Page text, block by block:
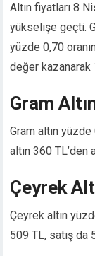
Hacklink panel
Hacklink panel
Hacklink panel
Hacklink panel
Hacklink panel
Hacklink panel
Hacklink satın al
Hacklink panel
Hacklink panel
Hacklink panel
Hacklink panel
Altın fiyatları 8
yükselişe geçti.
yüzde 0,70
değer kazanarak
Gram
Gram altın
altın 360 TL’den
Çeyrek
Çeyrek altın
509 TL, satış da